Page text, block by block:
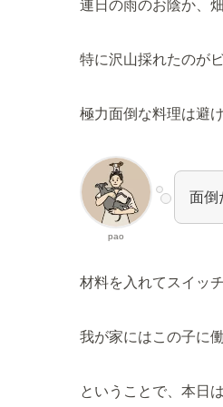
連日の雨のお陰か、
特に沢山採れたのが
極力面倒な料理は避
pao
面倒
材料を入れてスイッ
我が家にはこの子に
ということで、本日は